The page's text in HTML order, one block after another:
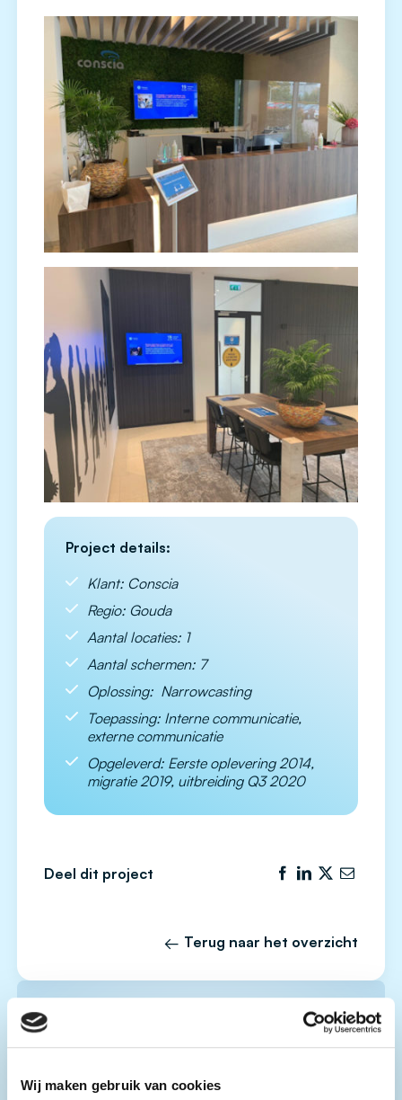
Wij maken gebruik van cookies
Project details:
Klant: Conscia
Regio: Gouda
Aantal locaties: 1
Aantal schermen: 7
Oplossing: Narrowcasting
Toepassing: Interne communicatie,
externe communicatie
Opgeleverd: Eerste oplevering 2014,
migratie 2019, uitbreiding Q3 2020
Deel dit project
Terug naar het overzicht